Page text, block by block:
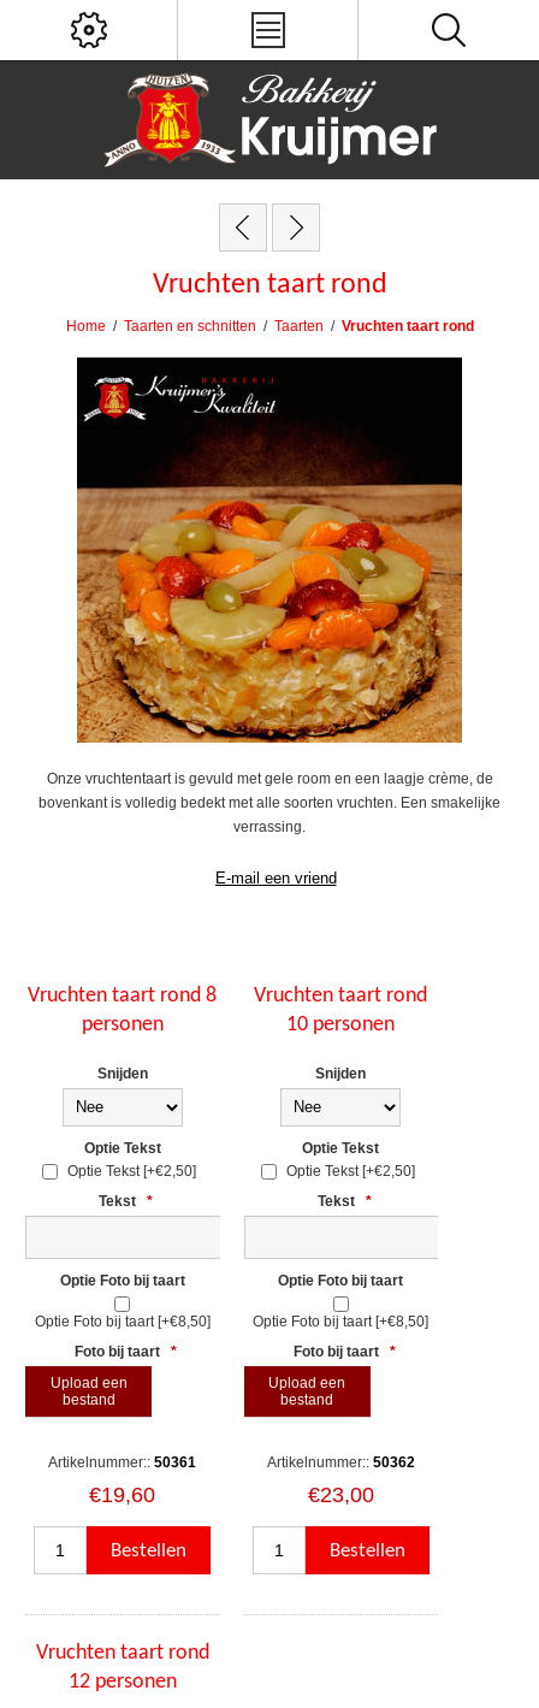
Vruchten taart rond
Home / Taarten en schnitten / Taarten / Vruchten taart rond
Onze vruchtentaart is gevuld met gele room en een laagje crème, de
bovenkant is volledig bedekt met alle soorten vruchten. Een smakelijke
verrassing.
Vruchten taart rond 8
personen
Snijden
Optie Tekst
Optie Tekst [+€2,50]
Tekst
*
Optie Foto bij taart
Optie Foto bij taart [+€8,50]
Foto bij taart
*
Upload een
bestand
Artikelnummer:: 50361
€19,60
Vruchten taart rond
10 personen
Snijden
Optie Tekst
Optie Tekst [+€2,50]
Tekst
*
Optie Foto bij taart
Optie Foto bij taart [+€8,50]
Foto bij taart
*
Upload een
bestand
Artikelnummer:: 50362
€23,00
Vruchten taart rond
12 personen